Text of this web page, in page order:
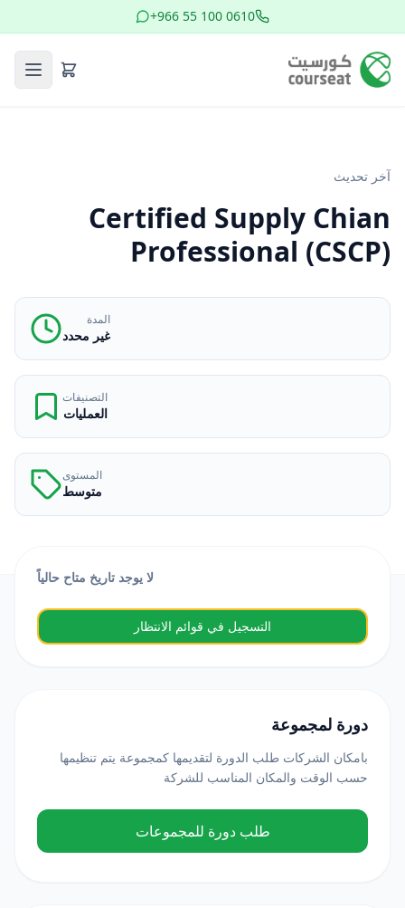
+966 55 100 0610
آخر تحديث
Certified Supply Chian
Professional (CSCP)
المدة
غير محدد
التصنيفات
العمليات
المستوى
متوسط
لا يوجد تاريخ متاح حالياً
التسجيل في قوائم الانتظار
دورة لمجموعة
بامكان الشركات طلب الدورة لتقديمها كمجموعة يتم تنظيمها
حسب الوقت والمكان المناسب للشركة
طلب دورة للمجموعات